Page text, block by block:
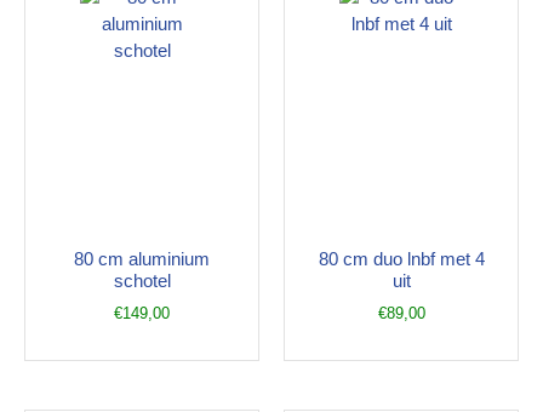
80 cm aluminium
schotel
€149,00
80 cm duo lnbf met 4
uit
€89,00